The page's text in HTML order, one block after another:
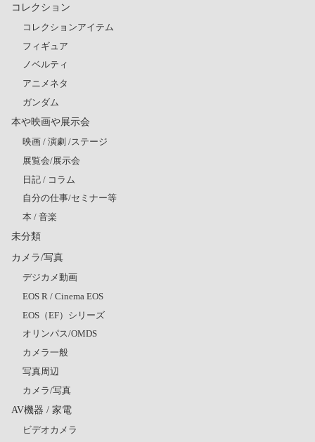
コレクション
コレクションアイテム
フィギュア
ノベルティ
アニメネタ
ガンダム
本や映画や展示会
映画 / 演劇 /ステージ
展覧会/展示会
日記 / コラム
自分の仕事/セミナー等
本 / 音楽
未分類
カメラ/写真
デジカメ動画
EOS R / Cinema EOS
EOS（EF）シリーズ
オリンパス/OMDS
カメラ一般
写真周辺
カメラ/写真
AV機器 / 家電
ビデオカメラ